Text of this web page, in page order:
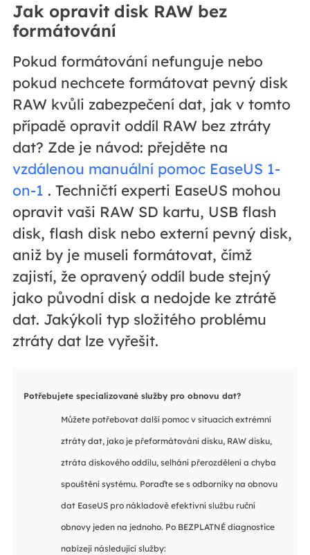
Jak opravit disk RAW bez
formátování
Pokud formátování nefunguje nebo
pokud nechcete formátovat pevný disk
RAW kvůli zabezpečení dat, jak v tomto
případě opravit oddíl RAW bez ztráty
dat? Zde je návod: přejděte na
vzdálenou manuální pomoc EaseUS 1-
on-1 . Techničtí experti EaseUS mohou
opravit vaši RAW SD kartu, USB flash
disk, flash disk nebo externí pevný disk,
aniž by je museli formátovat, čímž
zajistí, že opravený oddíl bude stejný
jako původní disk a nedojde ke ztrátě
dat. Jakýkoli typ složitého problému
ztráty dat lze vyřešit.
Potřebujete specializované služby pro obnovu dat?
Můžete potřebovat další pomoc v situacích extrémní
ztráty dat, jako je přeformátování disku, RAW disku,
ztráta diskového oddílu, selhání přerozdělení a chyba
spouštění systému. Poraďte se s odborníky na obnovu
dat EaseUS pro nákladově efektivní službu ruční
obnovy jeden na jednoho. Po BEZPLATNÉ diagnostice
nabízejí následující služby: